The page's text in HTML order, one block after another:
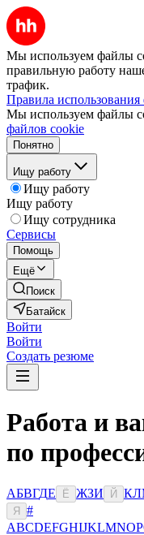
Мы используем файлы
правильную работу
трафик.
Правила
Мы используем файлы
файлов cookie
Понятно
Ищу работу
Ищу работу
Ищу работу
Ищу сотрудника
Сервисы
Помощь
Ещё
Поиск
Батайск
Войти
Войти
Создать резюме
Работа и
по
АБВГДЕ Ё ЖЗИ Й КЛ
Я
#
ABCDEFGHIJKLMNOP